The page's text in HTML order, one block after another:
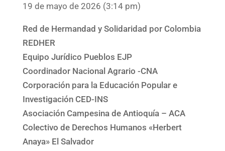
19 de mayo de 2026 (3:14 pm)
Red de Hermandad y Solidaridad por Colombia
REDHER
Equipo Jurídico Pueblos EJP
Coordinador Nacional Agrario -CNA
Corporación para la Educación Popular e
Investigación CED-INS
Asociación Campesina de Antioquía – ACA
Colectivo de Derechos Humanos «Herbert
Anaya» El Salvador